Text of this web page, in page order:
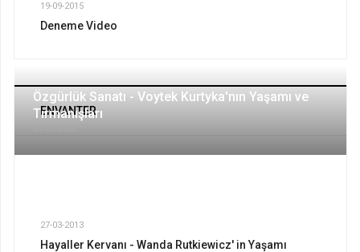
19-09-2015
Deneme Video
ENVANTER
Özgürlük Sanatı - Voytek Kurtyka'nın Yaşamı ve
Tırmanışları
27-03-2013
Hayaller Kervanı - Wanda Rutkiewicz' in Yaşamı